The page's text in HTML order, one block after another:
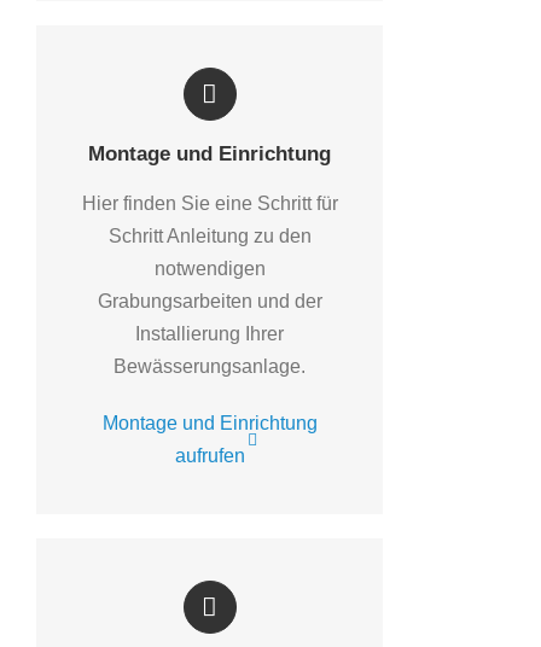
Montage und Einrichtung
Hier finden Sie eine Schritt für
Schritt Anleitung zu den
notwendigen
Grabungsarbeiten und der
Installierung Ihrer
Bewässerungsanlage.
Montage und Einrichtung
aufrufen